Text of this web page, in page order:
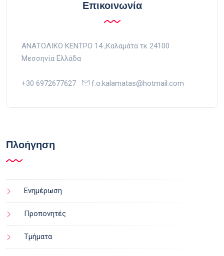
Επικοινωνία
ΑΝΑΤΟΛΙΚΟ ΚΕΝΤΡΟ 14 ,Kαλαμάτα τκ 24100
Μεσσηνία Ελλάδα
+30 6972677627 f.o.kalamatas@hotmail.com
Πλοήγηση
Ενημέρωση
Προπονητές
Τμήματα